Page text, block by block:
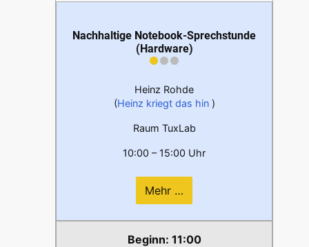
Nachhaltige Notebook-Sprechstunde
(Hardware)
Heinz Rohde
(Heinz kriegt das hin )
Raum TuxLab
10:00 – 15:00 Uhr
Mehr …
11:00